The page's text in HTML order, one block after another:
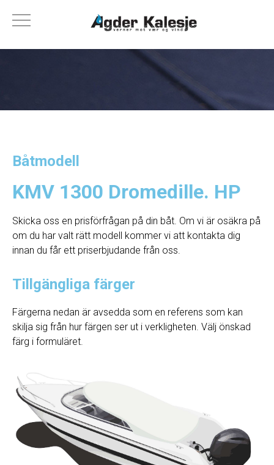
Båtmodell
KMV 1300 Dromedille. HP
Skicka oss en prisförfrågan på din båt. Om vi ​​är osäkra på
om du har valt rätt modell kommer vi att kontakta dig
innan du får ett priserbjudande från oss.
Tillgängliga färger
Färgerna nedan är avsedda som en referens som kan
skilja sig från hur färgen ser ut i verkligheten. Välj önskad
färg i formuläret.